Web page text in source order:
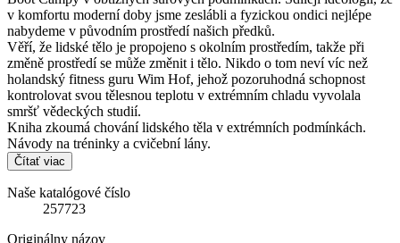
v komfortu moderní doby jsme zeslábli a fyzickou ondici nejlépe
nabydeme v původním prostředí našich předků.
Věří, že lidské tělo je propojeno s okolním prostředím, takže při
změně prostředí se může změnit i tělo. Nikdo o tom neví víc než
holandský fitness guru Wim Hof, jehož pozoruhodná schopnost
kontrolovat svou tělesnou teplotu v extrémním chladu vyvolala
smršť vědeckých studií.
Kniha zkoumá chování lidského těla v extrémních podmínkách.
Návody na tréninky a cvičební lány.
Čítať viac
Naše katalógové číslo
257723
Originálny názov